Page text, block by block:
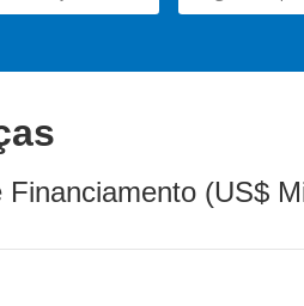
Financiamento (US$